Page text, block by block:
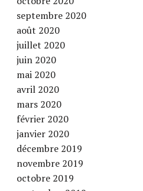
septembre 2020
août 2020
juillet 2020
juin 2020
mai 2020
avril 2020
mars 2020
février 2020
janvier 2020
décembre 2019
novembre 2019
octobre 2019